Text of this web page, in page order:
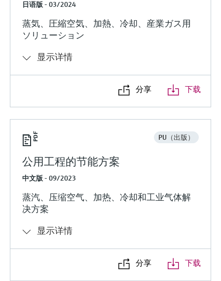
日语版 - 03/2024
蒸気、圧縮空気、加熱、冷却、産業ガス用
ソリューション
显示详情
分享 下载
PU（出版）
公用工程的节能方案
中文版 - 09/2023
蒸汽、压缩空气、加热、冷却和工业气体解
决方案
显示详情
分享 下载